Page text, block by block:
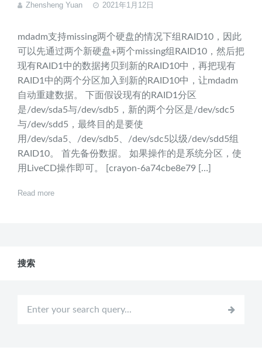
Zhensheng Yuan 2021年1月12日
mdadm支持missing两个硬盘的情况下组RAID10，因此
可以先通过两个新硬盘+两个missing组RAID10，然后把
现有RAID1中的数据拷贝到新的RAID10中，再把现有
RAID1中的两个分区加入到新的RAID10中，让mdadm
自动重建数据。 下面假设现有的RAID1分区
是/dev/sda5与/dev/sdb5，新的两个分区是/dev/sdc5
与/dev/sdd5，最终目的是要使
用/dev/sda5、/dev/sdb5、/dev/sdc5以级/dev/sdd5组
RAID10。 首先备份数据。 如果操作的是系统分区，使
用LiveCD操作即可。 [crayon-6a74cbe8e79 […]
Read more
搜索